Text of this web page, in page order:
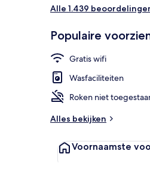
Alle 1.439
Populaire
Gratis wifi
Wasfaciliteiten
Roken niet
Alles bekijken
Voornaamste